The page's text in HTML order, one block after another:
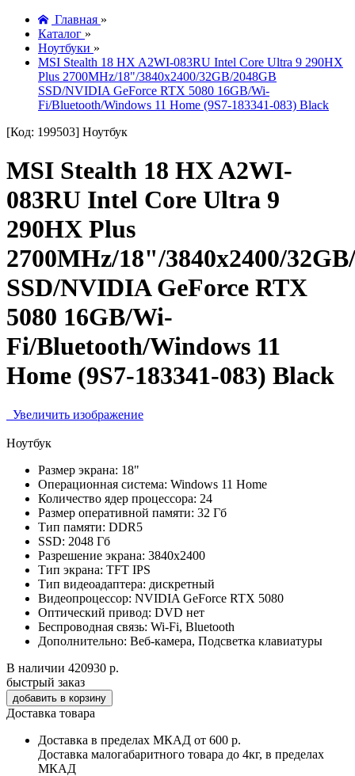
Главная »
Каталог »
Ноутбуки »
MSI Stealth 18 HX A2WI-083RU Intel Core Ultra 9 290HX
Plus 2700MHz/18"/3840x2400/32GB/2048GB
SSD/NVIDIA GeForce RTX 5080 16GB/Wi-
Fi/Bluetooth/Windows 11 Home (9S7-183341-083) Black
[Код: 199503] Ноутбук
MSI Stealth 18 HX A2WI-
083RU Intel Core Ultra 9
290HX Plus
2700MHz/18"/3840x2400/
SSD/NVIDIA GeForce RTX
5080 16GB/Wi-
Fi/Bluetooth/Windows 11
Home (9S7-183341-083) Black
Увеличить изображение
Ноутбук
Размер экрана: 18"
Операционная система: Windows 11 Home
Количество ядер процессора: 24
Размер оперативной памяти: 32 Гб
Тип памяти: DDR5
SSD: 2048 Гб
Разрешение экрана: 3840x2400
Тип экрана: TFT IPS
Тип видеоадаптера: дискретный
Видеопроцессор: NVIDIA GeForce RTX 5080
Оптический привод: DVD нет
Беспроводная связь: Wi-Fi, Bluetooth
Дополнительно: Веб-камера, Подсветка клавиатуры
В наличии 420930 р.
быстрый заказ
Доставка товара
Доставка в пределах МКАД от 600 р.
Доставка малогабаритного товара до 4кг, в пределах
МКАД